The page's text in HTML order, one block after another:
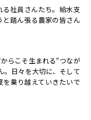
社員さんたち。給水支
踏ん張る農家の皆さん
らこそ生まれる“つなが
。日々を大切に、そして
乗り越えていきたいで